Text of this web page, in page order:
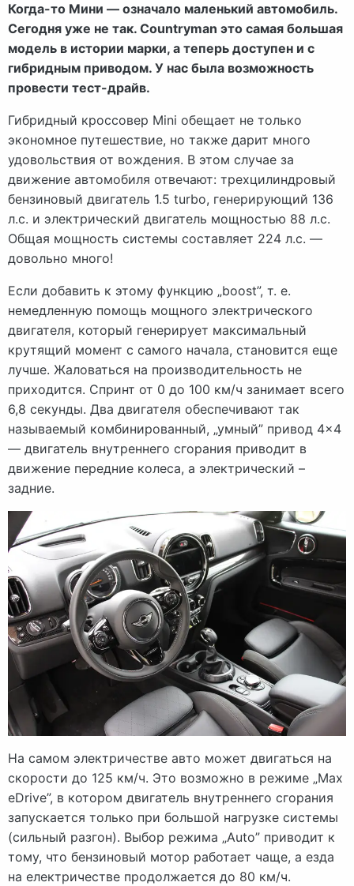
Когда-то Мини — означало маленький автомобиль.
Сегодня уже не так. Countryman это самая большая
модель в истории марки, а теперь доступен и с
гибридным приводом. У нас была возможность
провести тест-драйв.
Гибридный кроссовер Mini обещает не только
экономное путешествие, но также дарит много
удовольствия от вождения. В этом случае за
движение автомобиля отвечают: трехцилиндровый
бензиновый двигатель 1.5 turbo, генерирующий 136
л.с. и электрический двигатель мощностью 88 л.с.
Общая мощность системы составляет 224 л.с. —
довольно много!
Если добавить к этому функцию „boost”, т. е.
немедленную помощь мощного электрического
двигателя, который генерирует максимальный
крутящий момент с самого начала, становится еще
лучше. Жаловаться на производительность не
приходится. Спринт от 0 до 100 км/ч занимает всего
6,8 секунды. Два двигателя обеспечивают так
называемый комбинированный, „умный” привод 4×4
— двигатель внутреннего сгорания приводит в
движение передние колеса, а электрический –
задние.
На самом электричестве авто может двигаться на
скорости до 125 км/ч. Это возможно в режиме „Max
eDrive”, в котором двигатель внутреннего сгорания
запускается только при большой нагрузке системы
(сильный разгон). Выбор режима „Auto” приводит к
тому, что бензиновый мотор работает чаще, а езда
на електричестве продолжается до 80 км/ч.